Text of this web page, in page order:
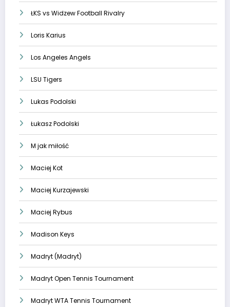
ŁKS vs Widzew Football Rivalry
Loris Karius
Los Angeles Angels
LSU Tigers
Lukas Podolski
Łukasz Podolski
M jak miłość
Maciej Kot
Maciej Kurzajewski
Maciej Rybus
Madison Keys
Madryt (Madryt)
Madryt Open Tennis Tournament
Madryt WTA Tennis Tournament